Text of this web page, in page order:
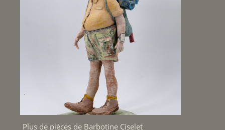
Plus de pièces de Barbotine Ciselet